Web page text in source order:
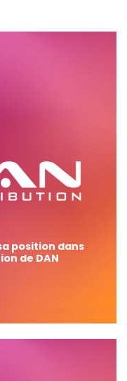
position dans
de DAN